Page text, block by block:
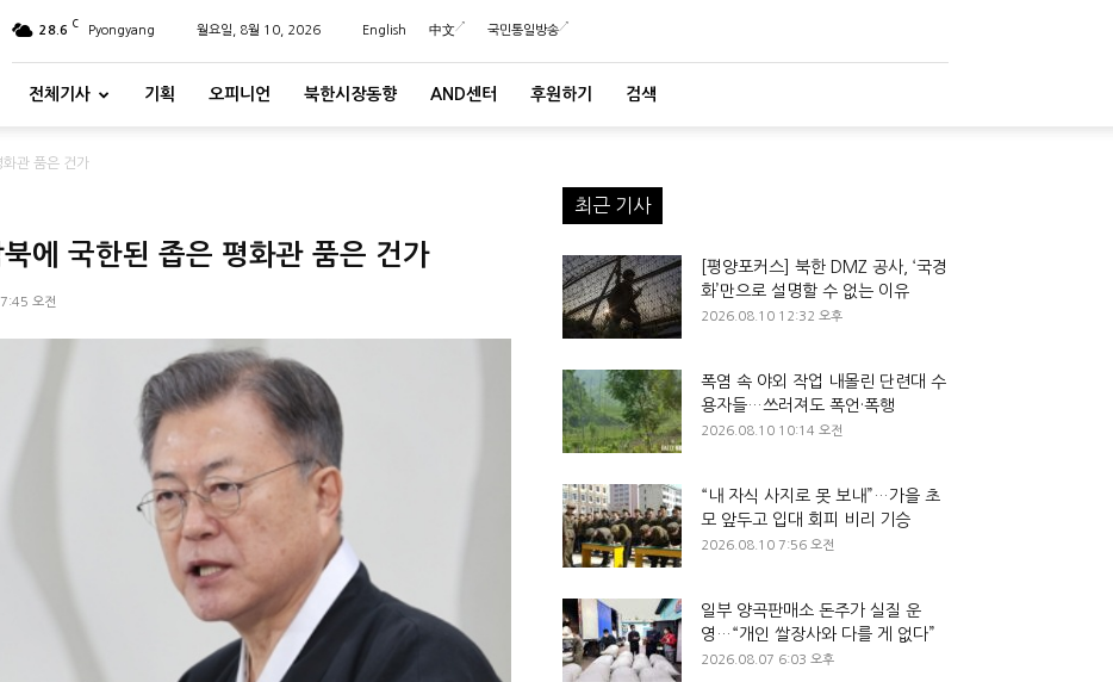
28.6 C Pyongyang 월요일, 8월 10, 2026 English 中文 국민통일방송
전체기사 기획 오피니언 북한시장동향 AND센터 후원하기 검색
관 품은 건가
에 국한된 좁은 평화관 품은 건가
오전
최근 기사
[평양포커스] 북한 DMZ 공사, ‘국경
화’만으로 설명할 수 없는 이유
2026.08.10 12:32 오후
폭염 속 야외 작업 내몰린 단련대 수
용자들…쓰러져도 폭언·폭행
2026.08.10 10:14 오전
“내 자식 사지로 못 보내”…가을 초
모 앞두고 입대 회피 비리 기승
2026.08.10 7:56 오전
일부 양곡판매소 돈주가 실질 운
영…“개인 쌀장사와 다를 게 없다”
2026.08.07 6:03 오후